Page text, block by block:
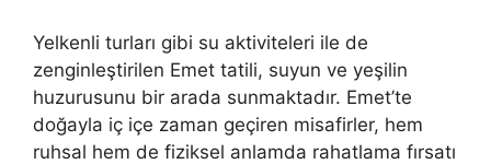
Yelkenli turları gibi su aktiviteleri ile de
zenginleştirilen Emet tatili, suyun ve yeşilin
huzurusunu bir arada sunmaktadır. Emet’te
doğayla iç içe zaman geçiren misafirler, hem
ruhsal hem de fiziksel anlamda rahatlama fırsatı